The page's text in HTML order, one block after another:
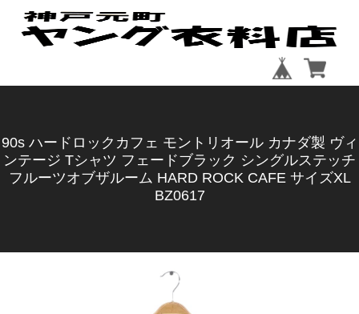
90s ハードロックカフェ モントリオール カナダ製 ヴィ
ンテージ Tシャツ フェードブラック シングルステッチ
フルーツオブザルーム HARD ROCK CAFE サイズXL
BZ0617